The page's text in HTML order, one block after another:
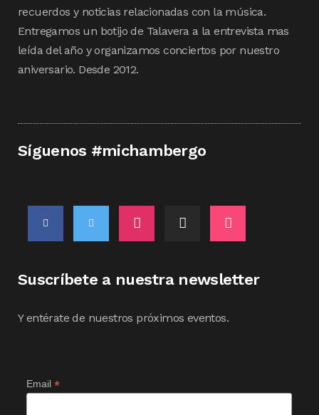
recuerdos y noticias relacionadas con la música.
Entregamos un botijo de Talavera a la entrevista mas
leída del año y organizamos conciertos por nuestro
aniversario. Desde 2012.
Síguenos #michambergo
Suscríbete a nuestra newsletter
Y entérate de nuestros próximos eventos.
Email *